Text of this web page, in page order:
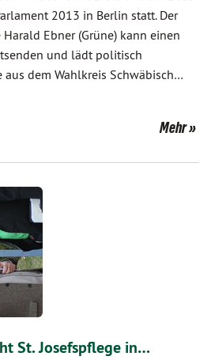
2013 in Berlin statt. Der
Ebner (Grüne) kann einen
und lädt politisch
aus dem Wahlkreis Schwäbisch…
Mehr
St. Josefspflege in…